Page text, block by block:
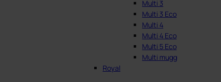
Multi 3
Multi 3 Eco
Multi 4
Multi 4 Eco
Multi 5 Eco
Multi mugg
Royal